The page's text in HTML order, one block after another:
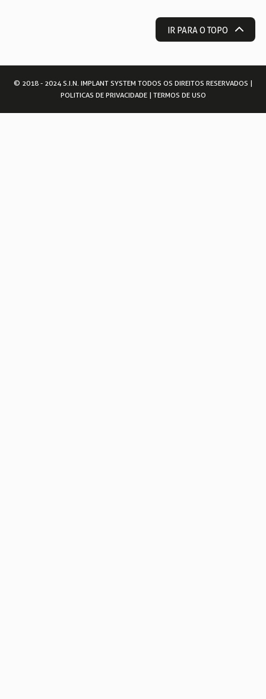
IR PARA O TOPO
© 2018 - 2024 S.I.N. IMPLANT SYSTEM TODOS OS DIREITOS RESERVADOS |
POLITICAS DE PRIVACIDADE| TERMOS DE USO